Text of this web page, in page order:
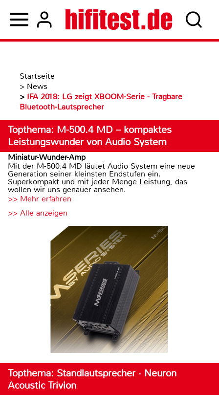
Startseite
> News
> IFA 2018: LG zeigt XBOOM-Serie - Tragbare
Bluetooth-Lautsprecher
Topthema: M-500.4 MD – kompaktes
Leistungswunder von Audio System
Miniatur-Wunder-Amp
Mit der M-500.4 MD läutet Audio System eine neue
Generation seiner kleinsten Endstufen ein.
Superkompakt und mit jeder Menge Leistung, das
wollen wir uns genauer ansehen.
>> Mehr erfahren
>> Alle anzeigen
Topthema: Standlautsprecher · Neuron
Acoustic Trivion